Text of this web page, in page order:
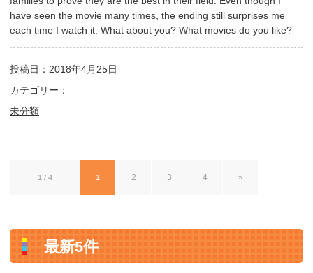
have seen the movie many times, the ending still surprises me
each time I watch it. What about you? What movies do you like?
投稿日：2018年4月25日
カテゴリー：
未分類
1 / 4 1 2 3 4 »
最新5件